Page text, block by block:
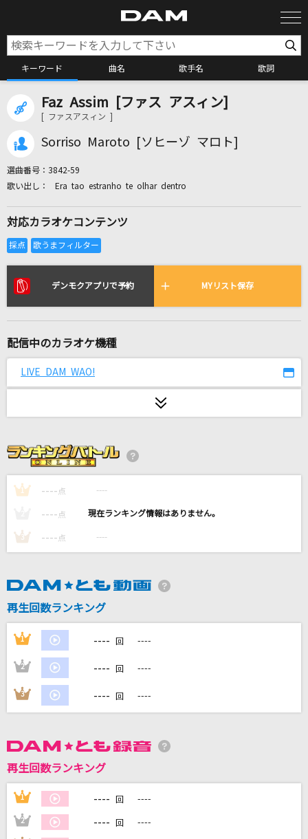
キーワード 曲名 歌手名 歌詞
カラオケ検索
カラオケ店舗検索
リアルタイムで歌われている曲の一覧
[プロオケ]for you...
[生音]真夏の果実
青春病
藤井 風
[Alexandros]
cinema staff
エロ
クリープハイプ
高嶺の花子さん
back number
倖田來未
始まりは君の空
Liella!
Faz Assim [ファス アスィン]
[ ファスアスィン ]
Sorriso Maroto [ソヒーゾ マロト]
選曲番号： 3842-59
Era tao estranho te olhar dentro
対応カラオケコンテンツ
デンモクアプリで予約 MYリスト保存
配信中のカラオケ機種
LIVE DAM WAO!
1 ---- 点 ----
---- 点 ----
3 ---- 点 ----
再生回数ランキング
1 ---- 回 ----
2 ---- 回 ----
3 ---- 回 ----
再生回数ランキング
1 ---- 回 ----
2 ---- 回 ----